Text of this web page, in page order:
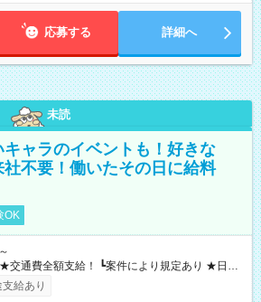
応募する 詳細へ
未読
ャラのイベントも！好きな
不要！働いたその日に給料
OK
あり） ┗働いたその日に現金GET♪ お仕事後はコ
い分を引き落とせます！ 【試用期間】試
給あり